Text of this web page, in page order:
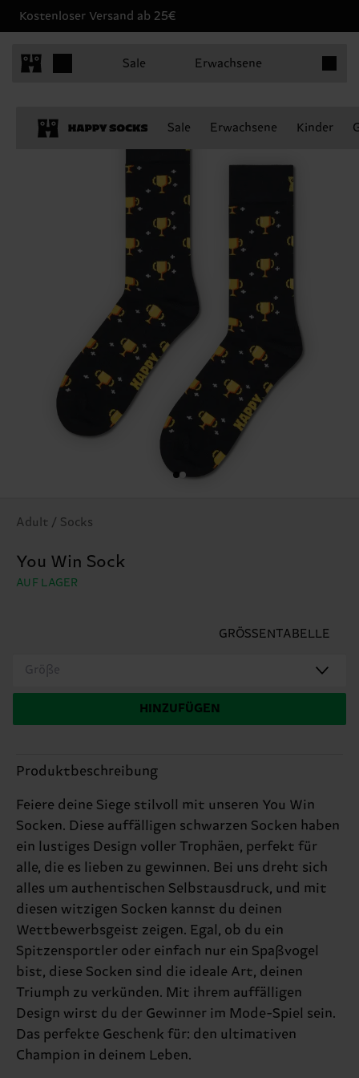
Kostenloser Versand ab 25€
Sale Erwachsene
Sale Erwachsene Kinder
Adult / Socks
You Win Sock
AUF LAGER
GRÖSSENTABELLE
Größe
HINZUFÜGEN
Produktbeschreibung
Feiere deine Siege stilvoll mit unseren You Win
Socken. Diese auffälligen schwarzen Socken haben
ein lustiges Design voller Trophäen, perfekt für
alle, die es lieben zu gewinnen. Bei uns dreht sich
alles um authentischen Selbstausdruck, und mit
diesen witzigen Socken kannst du deinen
Wettbewerbsgeist zeigen. Egal, ob du ein
Spitzensportler oder einfach nur ein Spaßvogel
bist, diese Socken sind die ideale Art, deinen
Triumph zu verkünden. Mit ihrem auffälligen
Design wirst du der Gewinner im Mode-Spiel sein.
Das perfekte Geschenk für: den ultimativen
Champion in deinem Leben.